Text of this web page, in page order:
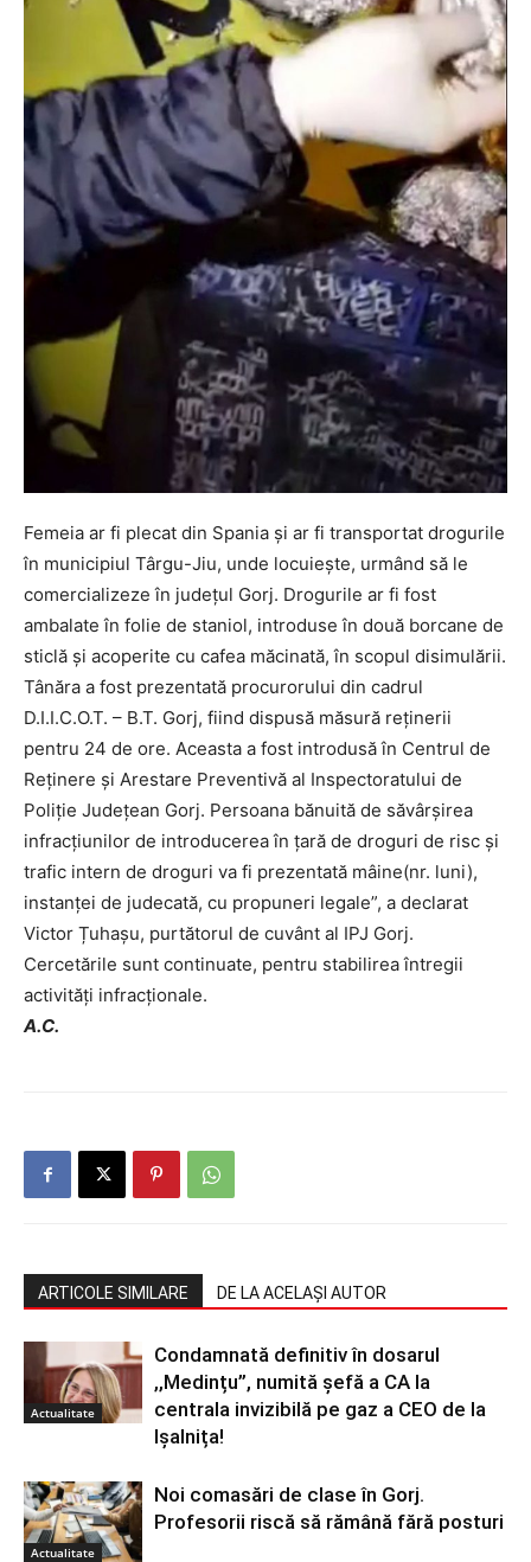
Femeia ar fi plecat din Spania și ar fi transportat drogurile
în municipiul Târgu-Jiu, unde locuiește, urmând să le
comercializeze în județul Gorj. Drogurile ar fi fost
ambalate în folie de staniol, introduse în două borcane de
sticlă și acoperite cu cafea măcinată, în scopul disimulării.
Tânăra a fost prezentată procurorului din cadrul
D.I.I.C.O.T. – B.T. Gorj, fiind dispusă măsură reținerii
pentru 24 de ore. Aceasta a fost introdusă în Centrul de
Reținere și Arestare Preventivă al Inspectoratului de
Poliție Județean Gorj. Persoana bănuită de săvârșirea
infracțiunilor de introducerea în țară de droguri de risc și
trafic intern de droguri va fi prezentată mâine(nr. luni),
instanței de judecată, cu propuneri legale”, a declarat
Victor Țuhașu, purtătorul de cuvânt al IPJ Gorj.
Cercetările sunt continuate, pentru stabilirea întregii
activități infracționale.
A.C.
ARTICOLE SIMILARE DE LA ACELAȘI AUTOR
Actualitate
Condamnată definitiv în dosarul
,,Medințu”, numită șefă a CA la
centrala invizibilă pe gaz a CEO de la
Ișalnița!
Actualitate
Noi comasări de clase în Gorj.
Profesorii riscă să rămână fără posturi